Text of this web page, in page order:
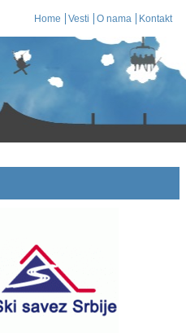
Home Vesti O nama Kontakt